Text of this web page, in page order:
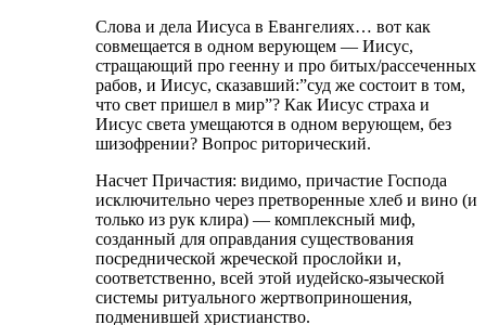
Слова и дела Иисуса в Евангелиях… вот как
совмещается в одном верующем — Иисус,
стращающий про геенну и про битых/рассеченных
рабов, и Иисус, сказавший:”суд же состоит в том,
что свет пришел в мир”? Как Иисус страха и
Иисус света умещаются в одном верующем, без
шизофрении? Вопрос риторический.
Насчет Причастия: видимо, причастие Господа
исключительно через претворенные хлеб и вино (и
только из рук клира) — комплексный миф,
созданный для оправдания существования
посреднической жреческой прослойки и,
соответственно, всей этой иудейско-языческой
системы ритуального жертвоприношения,
подменившей христианство.